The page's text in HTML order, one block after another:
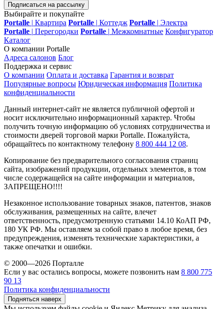
Подписаться на рассылку
Выбирайте и покупайте
Portalle | Квартира Portalle | Коттедж Portalle | Электра
Portalle | Перегородки Portalle | Межкомнатные Конфигуратор
Каталог
О компании Portalle
Адреса салонов Блог
Поддержка и сервис
О компании Оплата и доставка Гарантия и возврат
Популярные вопросы Юридическая информация Политика
конфиденциальности
Данный интернет-сайт не является публичной офертой и
носит исключительно информационный характер. Чтобы
получить точную информацию об условиях сотрудничества и
стоимости дверей торговой марки Portalle. Пожалуйста,
обращайтесь по контактному телефону 8 800 444 12 08.
Копирование без предварительного согласования страниц
сайта, изображений продукции, отдельных элементов, в том
числе содержащейся на сайте информации и материалов,
ЗАПРЕЩЕНО!!!!
Незаконное использование товарных знаков, патентов, знаков
обслуживания, размещенных на сайте, влечет
ответственность, предусмотренную статьями 14.10 КоАП РФ,
180 УК РФ. Мы оставляем за собой право в любое время, без
предупреждения, изменять технические характеристики, а
также опечатки и ошибки.
© 2000—2026 Порталле
Если у вас остались вопросы, можете позвонить нам 8 800 775
90 13
Политика конфиденциальности
Подняться наверх